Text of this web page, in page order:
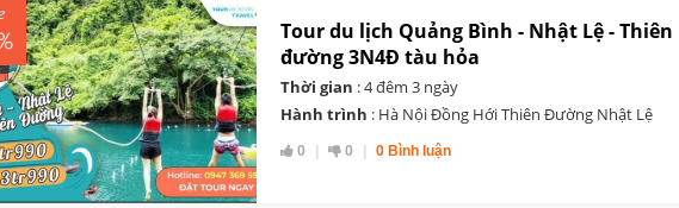
Tour du lịch Quảng Bình - Nhật Lệ - Thiên
đường 3N4Đ tàu hỏa
Thời gian : 4 đêm 3 ngày
Hành trình : Hà Nội Đồng Hới Thiên Đường Nhật Lệ
0 0 0 Bình luận